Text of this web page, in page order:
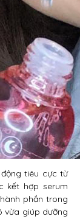
tiêu cực từ
kết hợp serum
phần trong
vừa giúp dưỡng